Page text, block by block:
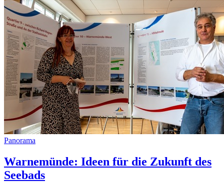
Panorama
Warnemünde: Ideen für die Zukunft des
Seebads